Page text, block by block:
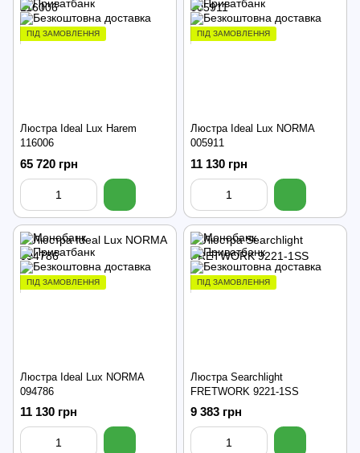
ПІД ЗАМОВЛЕННЯ
Люстра Ideal Lux Harem
116006
65 720 грн
ПІД ЗАМОВЛЕННЯ
Люстра Ideal Lux NORMA
005911
11 130 грн
ПІД ЗАМОВЛЕННЯ
Люстра Ideal Lux NORMA
094786
11 130 грн
ПІД ЗАМОВЛЕННЯ
Люстра Searchlight
FRETWORK 9221-1SS
9 383 грн